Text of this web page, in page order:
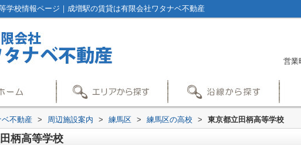
学校情報ページ｜成増駅の賃貸は有限会社ワタナベ不動産
営業
不動産 > 周辺施設案内 > 練馬区 > 練馬区の高校 > 東京都立田柄高等学校
柄高等学校